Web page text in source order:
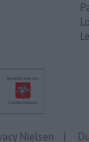
Nielsen |